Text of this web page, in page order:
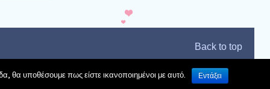
Back to top
θα υποθέσουμε πως είστε ικανοποιημένοι με αυτό. Εντάξει